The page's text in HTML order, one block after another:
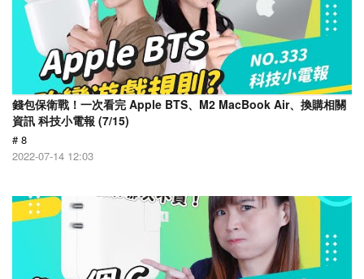
錢包保衛戰！一次看完 Apple BTS、M2 MacBook Air、換購相關
資訊 科技小電報 (7/15)
# 8
2022-07-14 12:03